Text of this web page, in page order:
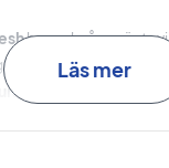
har också använts
komfort och stöd.
teknik, en
Läs mer